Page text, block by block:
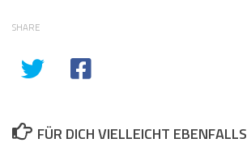
SHARE
FÜR DICH VIELLEICHT EBENFALLS